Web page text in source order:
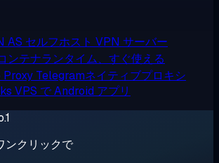
AS セルフホスト VPN サーバー
ンテナランタイム、すぐ使える
Proxy Telegramネイティブプロキシ
VPS で Android アプリ
ンクリックで